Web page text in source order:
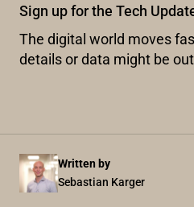
Sign up for the Tech
The digital world moves
details or data might be
Written by
Sebastian Karger